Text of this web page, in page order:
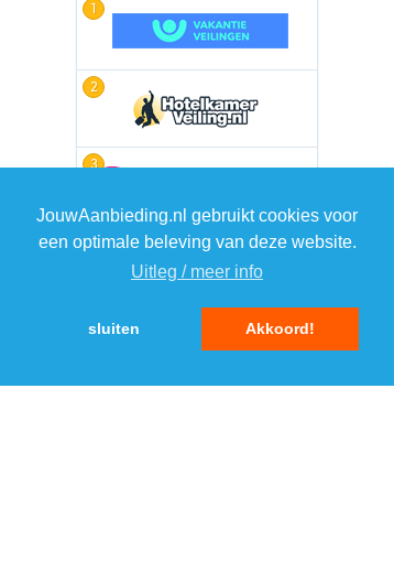
JouwAanbieding.nl gebruikt cookies voor
een optimale beleving van deze website.
Uitleg / meer info
sluiten Akkoord!
1
2
3
4